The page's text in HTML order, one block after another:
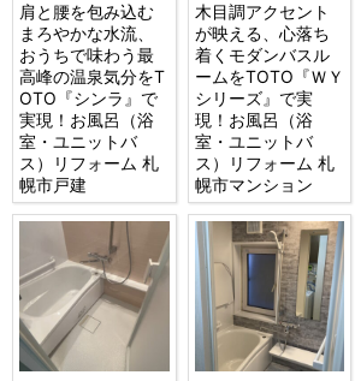
肩と腰を包み込む
まろやかな水流、
おうちで味わう最
高峰の温泉気分をT
OTO『シンラ』で
実現！お風呂（浴
室・ユニットバ
ス）リフォーム 札
幌市戸建
木目調アクセント
が映える、心落ち
着くモダンバスル
ームをTOTO『ＷＹ
シリーズ』で実
現！お風呂（浴
室・ユニットバ
ス）リフォーム 札
幌市マンション